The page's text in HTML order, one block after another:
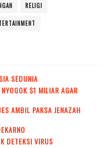
RELIGI
SEDUNIA
$1 MILIAR AGAR
AMBIL PAKSA JENAZAH
DETEKSI VIRUS